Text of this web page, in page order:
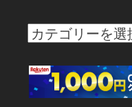
カ
ゴ
リ